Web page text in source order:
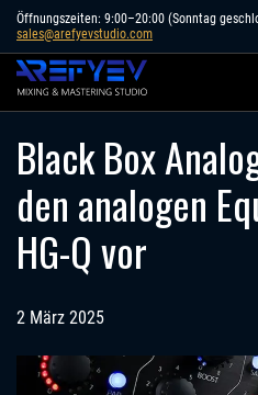
Skip
content
Öffnungszeiten: 9:00–20:00 (Sonntag
sales@arefyevstudio.com
Black Box
den analogen
HG-Q vor
2 März 2025